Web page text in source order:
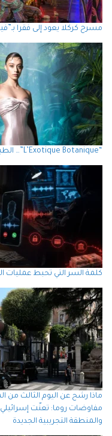
مسرح كركلا يعود إلى فقرا
كلمة السر التي تحبط عمليات
ماذا رشح عن اليوم الثالث من
مفاوضات روما: تعنّت إسرائيلي
والمنطقة التجريبية الجديدة